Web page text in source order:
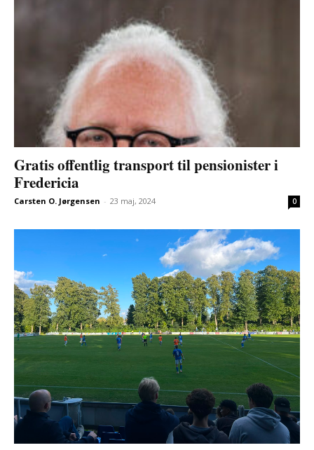
Gratis offentlig transport til pensionister i
Fredericia
Carsten O. Jørgensen - 23 maj, 2024 0